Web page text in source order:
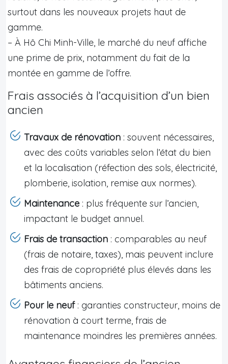
surtout dans les nouveaux projets haut de
gamme.
– À Hô Chi Minh-Ville, le marché du neuf affiche
une prime de prix, notamment du fait de la
montée en gamme de l’offre.
Frais associés à l’acquisition d’un bien
ancien
Travaux de rénovation : souvent nécessaires,
avec des coûts variables selon l’état du bien
et la localisation (réfection des sols, électricité,
plomberie, isolation, remise aux normes).
Maintenance : plus fréquente sur l’ancien,
impactant le budget annuel.
Frais de transaction : comparables au neuf
(frais de notaire, taxes), mais peuvent inclure
des frais de copropriété plus élevés dans les
bâtiments anciens.
Pour le neuf: garanties constructeur, moins de
rénovation à court terme, frais de
maintenance moindres les premières années.